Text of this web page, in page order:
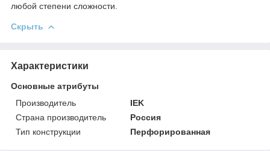
любой степени сложности.
Скрыть
Характеристики
Основные атрибуты
Производитель
IEK
Страна производитель
Россия
Тип конструкции
Перфорированная